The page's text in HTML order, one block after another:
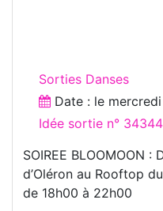
Sorties Danses
Date : le
Idée sortie n°
SOIREE BLOOMOON
d’Oléron au Rooftop
de 18h00 à 22h00